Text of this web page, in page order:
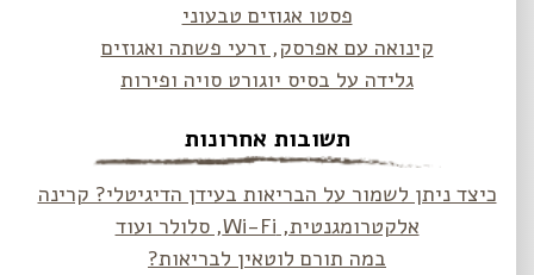
פסטו אגוזים טבעוני
קינואה עם אפרסק, זרעי פשתה ואגוזים
גלידה על בסיס יוגורט סויה ופירות
תשובות אחרונות
כיצד ניתן לשמור על הבריאות בעידן הדיגיטלי? קרינה
אלקטרומגנטית, Wi-Fi, סלולר ועוד
במה תורם לוטאין לבריאות?